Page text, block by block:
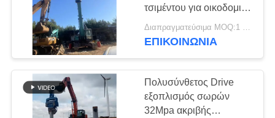
ΖΗΤΉΣΤΕ
ΈΝΑ
ΑΠΌΣΠΑΣΜΑ
SITEMAP
Τέσσερις εκκεντρικοί
οδηγοί σωρός
τσιμέντου για οικοδομικά
έργα
Διαπραγματεύσιμα MOQ:1 σετ
ΕΠΙΚΟΙΝΩΝΙΑ
Πολυσύνθετος Drive
εξοπλισμός σωρών
32Mpa ακριβής